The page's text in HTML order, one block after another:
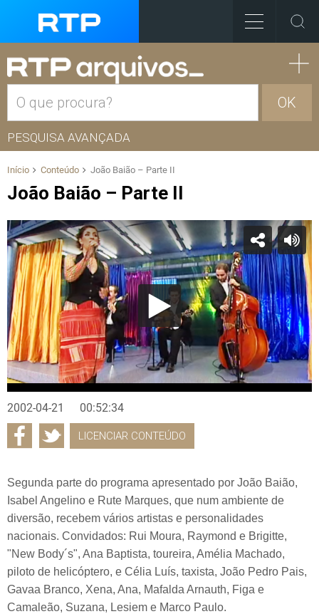
OK
PESQUISA AVANÇADA
Início Conteúdo João Baião – Parte II
João Baião – Parte II
2002-04-21 00:52:34
LICENCIAR CONTEÚDO
Segunda parte do programa apresentado por João Baião,
Isabel Angelino e Rute Marques, que num ambiente de
diversão, recebem vários artistas e personalidades
nacionais. Convidados: Rui Moura, Raymond e Brigitte,
"New Body´s", Ana Baptista, toureira, Amélia Machado,
piloto de helicóptero, e Célia Luís, taxista, João Pedro Pais,
Gavaa Branco, Xena, Ana, Mafalda Arnauth, Figa e
Camaleão, Suzana, Lesiem e Marco Paulo.